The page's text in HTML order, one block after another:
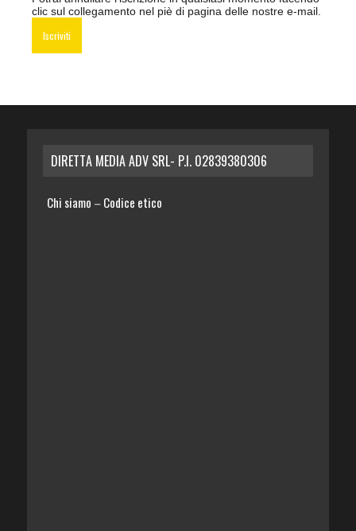
clic sul collegamento nel piè di pagina delle nostre e-mail.
DIRETTA MEDIA ADV SRL- P.I. 02839380306
Chi siamo – Codice etico